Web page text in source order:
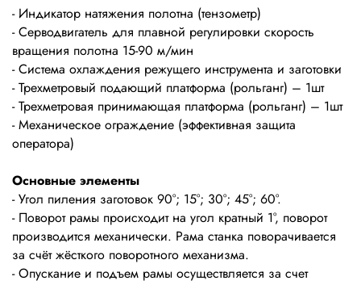
- Индикатор натяжения полотна (тензометр)
- Серводвигатель для плавной регулировки скорость
вращения полотна 15-90 м/мин
- Система охлаждения режущего инструмента и заготовки
- Трехметровый подающий платформа (рольганг) – 1шт
- Трехметровая принимающая платформа (рольганг) – 1шт
- Механическое ограждение (эффективная защита
оператора)
Основные элементы
- Угол пиления заготовок 90°; 15°; 30°; 45°; 60°.
- Поворот рамы происходит на угол кратный 1°, поворот
производится механически. Рама станка поворачивается
за счёт жёсткого поворотного механизма.
- Опускание и подъем рамы осуществляется за счет